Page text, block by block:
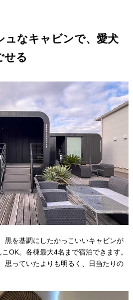
ュなキャビンで、愛犬
せる
黒を基調にしたかっこいいキャビンが
OK。各棟最大4名まで宿泊できます。
思っていたよりも明るく、日当たりの